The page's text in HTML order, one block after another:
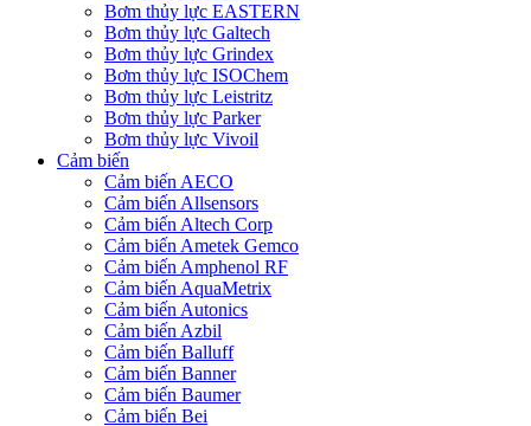
Bơm thủy lực EASTERN
Bơm thủy lực Galtech
Bơm thủy lực Grindex
Bơm thủy lực ISOChem
Bơm thủy lực Leistritz
Bơm thủy lực Parker
Bơm thủy lực Vivoil
Cảm biến
Cảm biến AECO
Cảm biến Allsensors
Cảm biến Altech Corp
Cảm biến Ametek Gemco
Cảm biến Amphenol RF
Cảm biến AquaMetrix
Cảm biến Autonics
Cảm biến Azbil
Cảm biến Balluff
Cảm biến Banner
Cảm biến Baumer
Cảm biến Bei